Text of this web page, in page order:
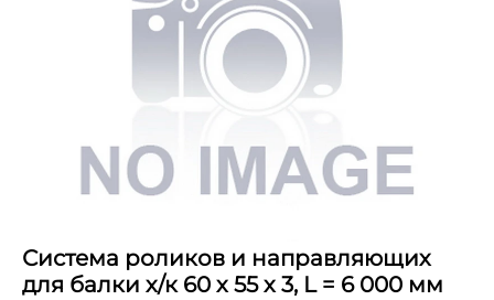
Система роликов и направляющих
для балки х/к 60 х 55 х 3, L = 6 000 мм